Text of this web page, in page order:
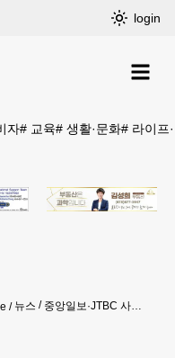
login
자# 교육# 생활·문화# 라이프
뉴스 중앙일보·JTBC 사옥 5,500억원에 팔린다